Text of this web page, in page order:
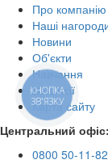
Про компанію
Наші
Новини
Об'єкти
Навчання
Вакансії
Карта сайту
Центральний офіс:
0800 50-11-82
КНОПКА
ЗВ'ЯЗКУ